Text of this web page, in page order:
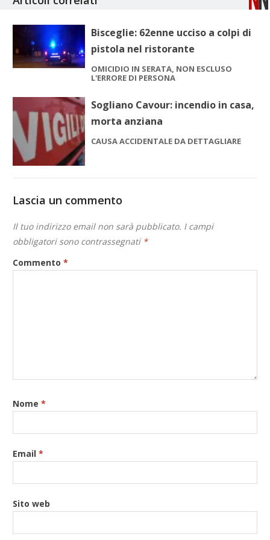
Bisceglie: 62enne ucciso a colpi di
pistola nel ristorante
OMICIDIO IN SERATA, NON ESCLUSO
L'ERRORE DI PERSONA
Sogliano Cavour: incendio in casa,
morta anziana
CAUSA ACCIDENTALE DA DETTAGLIARE
Lascia un commento
Il tuo indirizzo email non sarà pubblicato. I campi
obbligatori sono contrassegnati *
Commento*
Nome*
Email*
Sito web